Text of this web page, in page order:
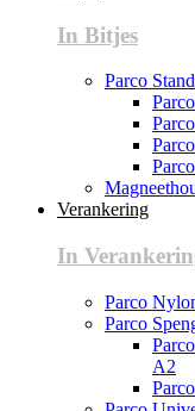
In Bitjes
Parco
Verankering
In
Parco
Parco
A2